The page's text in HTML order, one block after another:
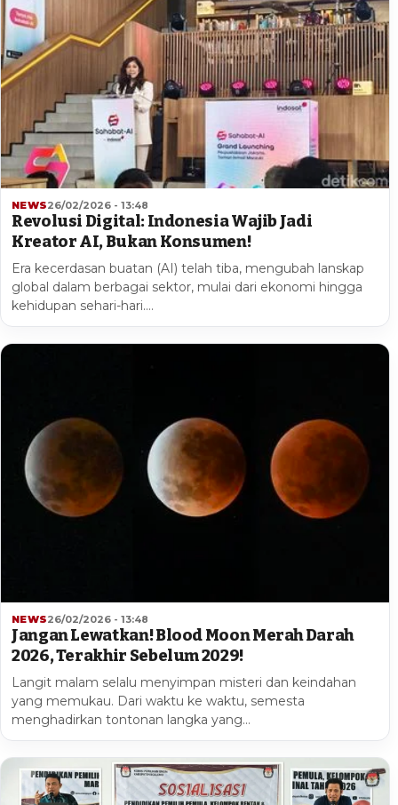
NEWS26/02/2026 - 13:48
Revolusi Digital: Indonesia Wajib Jadi
Kreator AI, Bukan Konsumen!
Era kecerdasan buatan (AI) telah tiba, mengubah lanskap
global dalam berbagai sektor, mulai dari ekonomi hingga
kehidupan sehari-hari.…
NEWS26/02/2026 - 13:48
Jangan Lewatkan! Blood Moon Merah Darah
2026, Terakhir Sebelum 2029!
Langit malam selalu menyimpan misteri dan keindahan
yang memukau. Dari waktu ke waktu, semesta
menghadirkan tontonan langka yang…